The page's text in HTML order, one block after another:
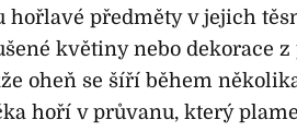
hořlavé předměty v jejich
květiny nebo dekorace
oheň se šíří během
hoří v průvanu, který